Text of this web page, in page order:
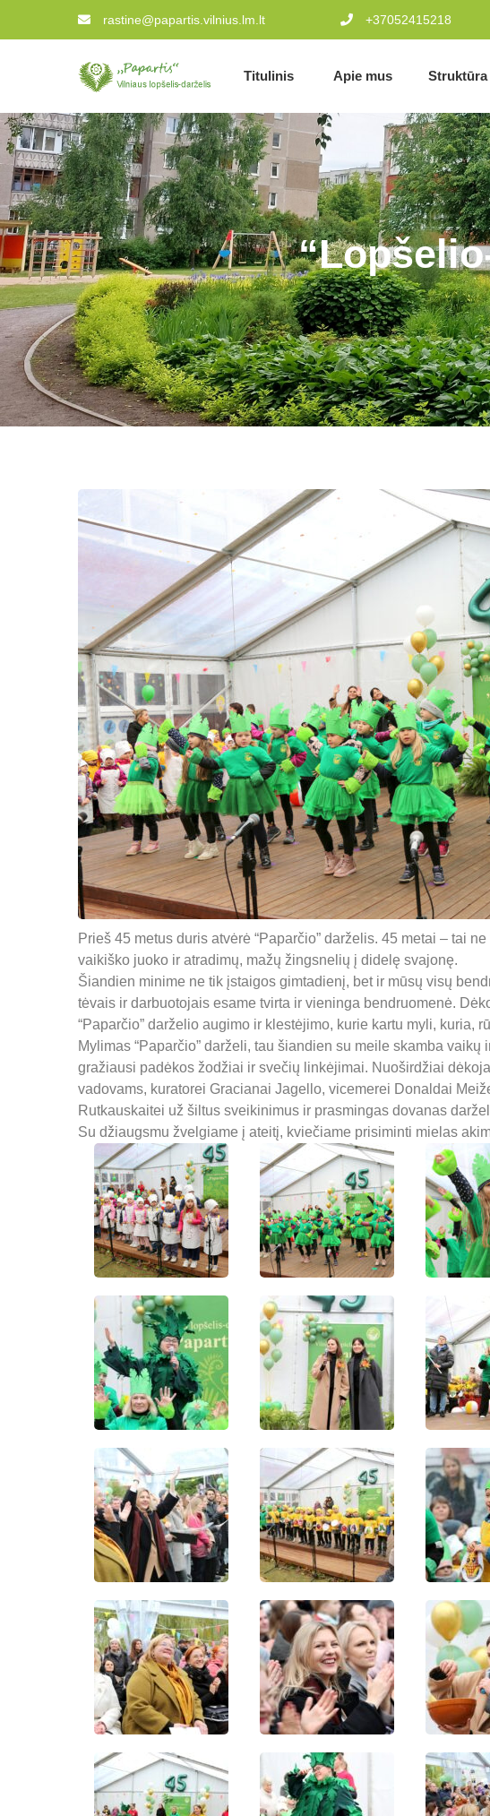
rastine@papartis.vilnius.lm.lt +37052415218
Titulinis Apie mus
Prieš 45 metus duris atvėrė “Paparčio” darželis. 45 metai – tai
vaikiško juoko ir atradimų, mažų žingsnelių į didelę svajonę.
Šiandien minime ne tik įstaigos gimtadienį, bet ir mūsų visų
tėvais ir darbuotojais esame tvirta ir vieninga bendruomenė.
“Paparčio” darželio augimo ir klestėjimo, kurie kartu myli, kuria,
Mylimas “Paparčio” darželi, tau šiandien su meile skamba
gražiausi padėkos žodžiai ir svečių linkėjimai. Nuoširdžiai
vadovams, kuratorei Gracianai Jagello, vicemerei Donaldai
Rutkauskaitei už šiltus sveikinimus ir prasmingas dovanas
Su džiaugsmu žvelgiame į ateitį, kviečiame prisiminti mielas